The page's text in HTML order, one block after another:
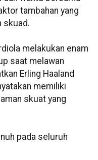
tambahan yang
skuad.
melakukan enam
saat melawan
Erling Haaland
memiliki
skuat yang
pada seluruh